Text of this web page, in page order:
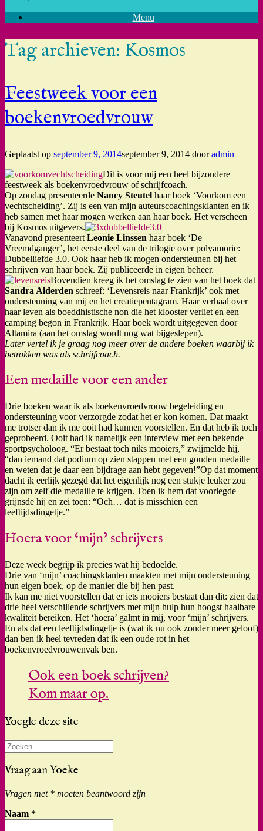
Menu
Tag archieven: Kosmos
Feestweek voor een
boekenvroedvrouw
Geplaatst op september 9, 2014september 9, 2014 dooradmin
Dit is voor mij een heel bijzondere
feestweek als boekenvroedvrouw of schrijfcoach.
Op zondag presenteerde Nancy Steutel haar boek ‘Voorkom een
vechtscheiding’. Zij is een van mijn auteurscoachingsklanten en ik
heb samen met haar mogen werken aan haar boek. Het verscheen
bij Kosmos uitgevers.
Vanavond presenteert Leonie Linssen haar boek ‘De
Vreemdganger’, het eerste deel van de trilogie over polyamorie:
Dubbelliefde 3.0. Ook haar heb ik mogen ondersteunen bij het
schrijven van haar boek. Zij publiceerde in eigen beheer.
Bovendien kreeg ik het omslag te zien van het boek dat
Sandra Alderden schreef: ‘Levensreis naar Frankrijk’ ook met
ondersteuning van mij en het creatiepentagram. Haar verhaal over
haar leven als boeddhistische non die het klooster verliet en een
camping begon in Frankrijk. Haar boek wordt uitgegeven door
Altamira (aan het omslag wordt nog wat bijgeslepen).
Later vertel ik je graag nog meer over de andere boeken waarbij ik
betrokken was als schrijfcoach.
Een medaille voor een ander
Drie boeken waar ik als boekenvroedvrouw begeleiding en
ondersteuning voor verzorgde zodat het er kon komen. Dat maakt
me trotser dan ik me ooit had kunnen voorstellen. En dat heb ik toch
geprobeerd. Ooit had ik namelijk een interview met een bekende
sportpsycholoog. “Er bestaat toch niks mooiers,” zwijmelde hij,
“dan iemand dat podium op zien stappen met een gouden medaille
en weten dat je daar een bijdrage aan hebt gegeven!”Op dat moment
dacht ik eerlijk gezegd dat het eigenlijk nog een stukje leuker zou
zijn om zelf die medaille te krijgen. Toen ik hem dat voorlegde
grijnsde hij en zei toen: “Och… dat is misschien een
leeftijdsdingetje.”
Hoera voor ‘mijn’ schrijvers
Deze week begrijp ik precies wat hij bedoelde.
Drie van ‘mijn’ coachingsklanten maakten met mijn ondersteuning
hun eigen boek, op de manier die bij hen past.
Ik kan me niet voorstellen dat er iets mooiers bestaat dan dit: zien dat
drie heel verschillende schrijvers met mijn hulp hun hoogst haalbare
kwaliteit bereiken. Het ‘hoera’ galmt in mij, voor ‘mijn’ schrijvers.
En als dat een leeftijdsdingetje is (wat ik nu ook zonder meer geloof)
dan ben ik heel tevreden dat ik een oude rot in het
boekenvroedvrouwenvak ben.
Ook een boek schrijven?
Kom maar op.
Yoegle deze site
Zoeken
naar:
Vraag aan Yoeke
Vragen met * moeten beantwoord zijn
Naam *